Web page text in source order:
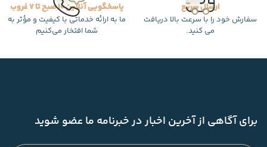
ارسال سریع
سفارش خود را با سرعت بالا دریافت
می کنید.
پاسخگویی آنلاین 10 صبح تا 7 غروب
ما به ارائه خدماتی با کیفیت و مؤثر به
شما افتخار می‌کنیم
برای آگاهی از آخرین اخبار در خبرنامه ما عضو شوید